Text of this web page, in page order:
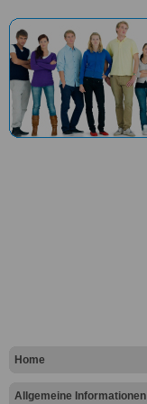
Home
Allgemeine Informationen